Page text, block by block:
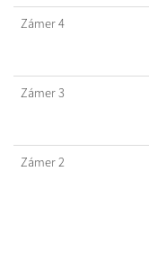
Zámer 4
Zámer 3
Zámer 2